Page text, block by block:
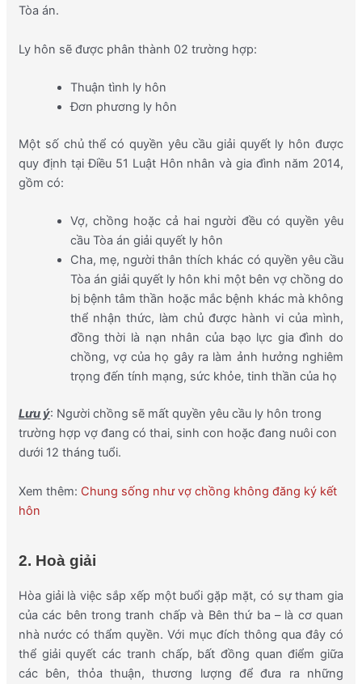
Tòa án.
Ly hôn sẽ được phân thành 02 trường hợp:
Thuận tình ly hôn
Đơn phương ly hôn
Một số chủ thể có quyền yêu cầu giải quyết ly hôn được
quy định tại Điều 51 Luật Hôn nhân và gia đình năm 2014,
gồm có:
Vợ, chồng hoặc cả hai người đều có quyền yêu
cầu Tòa án giải quyết ly hôn
Cha, mẹ, người thân thích khác có quyền yêu cầu
Tòa án giải quyết ly hôn khi một bên vợ chồng do
bị bệnh tâm thần hoặc mắc bệnh khác mà không
thể nhận thức, làm chủ được hành vi của mình,
đồng thời là nạn nhân của bạo lực gia đình do
chồng, vợ của họ gây ra làm ảnh hưởng nghiêm
trọng đến tính mạng, sức khỏe, tinh thần của họ
Lưu ý: Người chồng sẽ mất quyền yêu cầu ly hôn trong
trường hợp vợ đang có thai, sinh con hoặc đang nuôi con
dưới 12 tháng tuổi.
Xem thêm: Chung sống như vợ chồng không đăng ký kết
hôn
2. Hoà giải
Hòa giải là việc sắp xếp một buổi gặp mặt, có sự tham gia
của các bên trong tranh chấp và Bên thứ ba – là cơ quan
nhà nước có thẩm quyền. Với mục đích thông qua đây có
thể giải quyết các tranh chấp, bất đồng quan điểm giữa
các bên, thỏa thuận, thương lượng để đưa ra những